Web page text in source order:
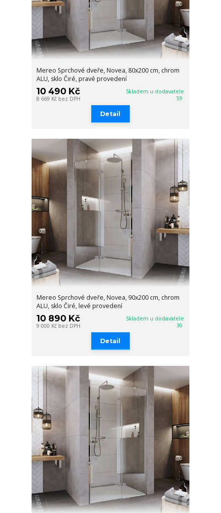
Mereo Sprchové dveře, Novea, 80x200 cm, chrom
ALU, sklo Čiré, pravé provedení
10 490 Kč
8 669 Kč bez DPH
Skladem u dodavatele
59
Detail
Mereo Sprchové dveře, Novea, 90x200 cm, chrom
ALU, sklo Čiré, levé provedení
10 890 Kč
9 000 Kč bez DPH
Skladem u dodavatele
30
Detail